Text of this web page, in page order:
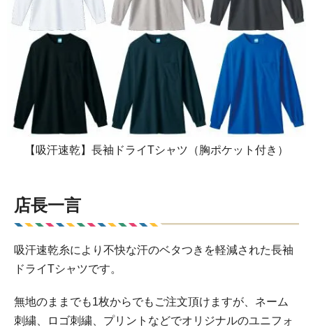
【吸汗速乾】長袖ドライTシャツ（胸ポケット付き）
店長一言
吸汗速乾糸により不快な汗のベタつきを軽減された長袖
ドライTシャツです。
無地のままでも1枚からでもご注文頂けますが、ネーム
刺繍、ロゴ刺繍、プリントなどでオリジナルのユニフォ